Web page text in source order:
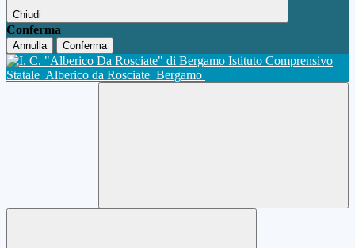
Chiudi
Conferma
Annulla Conferma
Istituto Comprensivo
Statale Alberico da Rosciate Bergamo